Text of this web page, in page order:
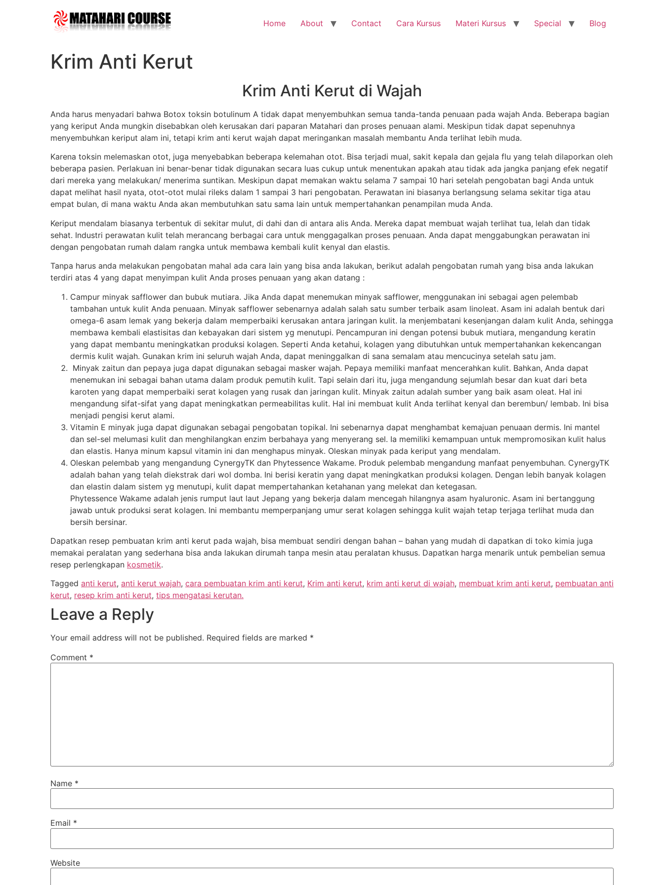
Home About Contact Cara Kursus Materi Kursus Special Blog
Krim Anti Kerut
Krim Anti Kerut di Wajah
Anda harus menyadari bahwa Botox toksin botulinum A tidak dapat menyembuhkan semua tanda-tanda penuaan pada wajah Anda. Beberapa bagian
yang keriput Anda mungkin disebabkan oleh kerusakan dari paparan Matahari dan proses penuaan alami. Meskipun tidak dapat sepenuhnya
menyembuhkan keriput alam ini, tetapi krim anti kerut wajah dapat meringankan masalah membantu Anda terlihat lebih muda.
Karena toksin melemaskan otot, juga menyebabkan beberapa kelemahan otot. Bisa terjadi mual, sakit kepala dan gejala flu yang telah dilaporkan oleh
beberapa pasien. Perlakuan ini benar-benar tidak digunakan secara luas cukup untuk menentukan apakah atau tidak ada jangka panjang efek negatif
dari mereka yang melakukan/ menerima suntikan. Meskipun dapat memakan waktu selama 7 sampai 10 hari setelah pengobatan bagi Anda untuk
dapat melihat hasil nyata, otot-otot mulai rileks dalam 1 sampai 3 hari pengobatan. Perawatan ini biasanya berlangsung selama sekitar tiga atau
empat bulan, di mana waktu Anda akan membutuhkan satu sama lain untuk mempertahankan penampilan muda Anda.
Keriput mendalam biasanya terbentuk di sekitar mulut, di dahi dan di antara alis Anda. Mereka dapat membuat wajah terlihat tua, lelah dan tidak
sehat. Industri perawatan kulit telah merancang berbagai cara untuk menggagalkan proses penuaan. Anda dapat menggabungkan perawatan ini
dengan pengobatan rumah dalam rangka untuk membawa kembali kulit kenyal dan elastis.
Tanpa harus anda melakukan pengobatan mahal ada cara lain yang bisa anda lakukan, berikut adalah pengobatan rumah yang bisa anda lakukan
terdiri atas 4 yang dapat menyimpan kulit Anda proses penuaan yang akan datang :
Campur minyak safflower dan bubuk mutiara. Jika Anda dapat menemukan minyak safflower, menggunakan ini sebagai agen pelembab
tambahan untuk kulit Anda penuaan. Minyak safflower sebenarnya adalah salah satu sumber terbaik asam linoleat. Asam ini adalah bentuk dari
omega-6 asam lemak yang bekerja dalam memperbaiki kerusakan antara jaringan kulit. Ia menjembatani kesenjangan dalam kulit Anda, sehingga
membawa kembali elastisitas dan kebayakan dari sistem yg menutupi. Pencampuran ini dengan potensi bubuk mutiara, mengandung keratin
yang dapat membantu meningkatkan produksi kolagen. Seperti Anda ketahui, kolagen yang dibutuhkan untuk mempertahankan kekencangan
dermis kulit wajah. Gunakan krim ini seluruh wajah Anda, dapat meninggalkan di sana semalam atau mencucinya setelah satu jam.
Minyak zaitun dan pepaya juga dapat digunakan sebagai masker wajah. Pepaya memiliki manfaat mencerahkan kulit. Bahkan, Anda dapat
menemukan ini sebagai bahan utama dalam produk pemutih kulit. Tapi selain dari itu, juga mengandung sejumlah besar dan kuat dari beta
karoten yang dapat memperbaiki serat kolagen yang rusak dan jaringan kulit. Minyak zaitun adalah sumber yang baik asam oleat. Hal ini
mengandung sifat-sifat yang dapat meningkatkan permeabilitas kulit. Hal ini membuat kulit Anda terlihat kenyal dan berembun/ lembab. Ini bisa
menjadi pengisi kerut alami.
Vitamin E minyak juga dapat digunakan sebagai pengobatan topikal. Ini sebenarnya dapat menghambat kemajuan penuaan dermis. Ini mantel
dan sel-sel melumasi kulit dan menghilangkan enzim berbahaya yang menyerang sel. Ia memiliki kemampuan untuk mempromosikan kulit halus
dan elastis. Hanya minum kapsul vitamin ini dan menghapus minyak. Oleskan minyak pada keriput yang mendalam.
Oleskan pelembab yang mengandung CynergyTK dan Phytessence Wakame. Produk pelembab mengandung manfaat penyembuhan. CynergyTK
adalah bahan yang telah diekstrak dari wol domba. Ini berisi keratin yang dapat meningkatkan produksi kolagen. Dengan lebih banyak kolagen
dan elastin dalam sistem yg menutupi, kulit dapat mempertahankan ketahanan yang melekat dan ketegasan.
Phytessence Wakame adalah jenis rumput laut laut Jepang yang bekerja dalam mencegah hilangnya asam hyaluronic. Asam ini bertanggung
jawab untuk produksi serat kolagen. Ini membantu memperpanjang umur serat kolagen sehingga kulit wajah tetap terjaga terlihat muda dan
bersih bersinar.
Dapatkan resep pembuatan krim anti kerut pada wajah, bisa membuat sendiri dengan bahan – bahan yang mudah di dapatkan di toko kimia juga
memakai peralatan yang sederhana bisa anda lakukan dirumah tanpa mesin atau peralatan khusus. Dapatkan harga menarik untuk pembelian semua
resep perlengkapan kosmetik.
Tagged anti kerut, anti kerut wajah, cara pembuatan krim anti kerut, Krim anti kerut, krim anti kerut di wajah, membuat krim anti kerut, pembuatan anti
kerut, resep krim anti kerut, tips mengatasi kerutan.
Leave a Reply
Your email address will not be published. Required fields are marked *
Comment *
Name *
Email *
Website